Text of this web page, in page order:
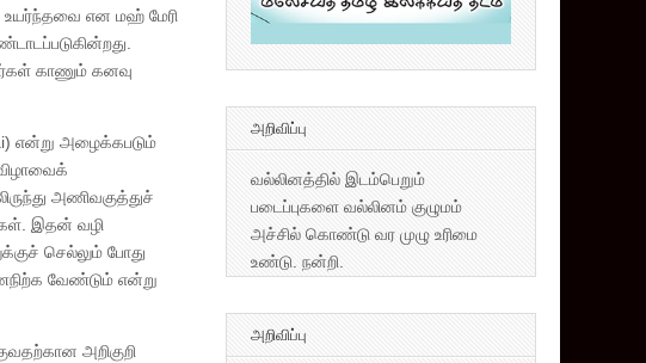
உயர்ந்தவை என மஹ் மேரி
காணும் கனவு
என்று அழைக்கபடும்
அணிவகுத்துச்
இதன் வழி
செல்லும் போது
வேண்டும் என்று
அறிகுறி
அறிவிப்பு
வல்லினத்தில் இடம்பெறும்
படைப்புகளை வல்லினம் குழுமம்
அச்சில் கொண்டு வர முழு உரிமை
உண்டு. நன்றி.
அறிவிப்பு